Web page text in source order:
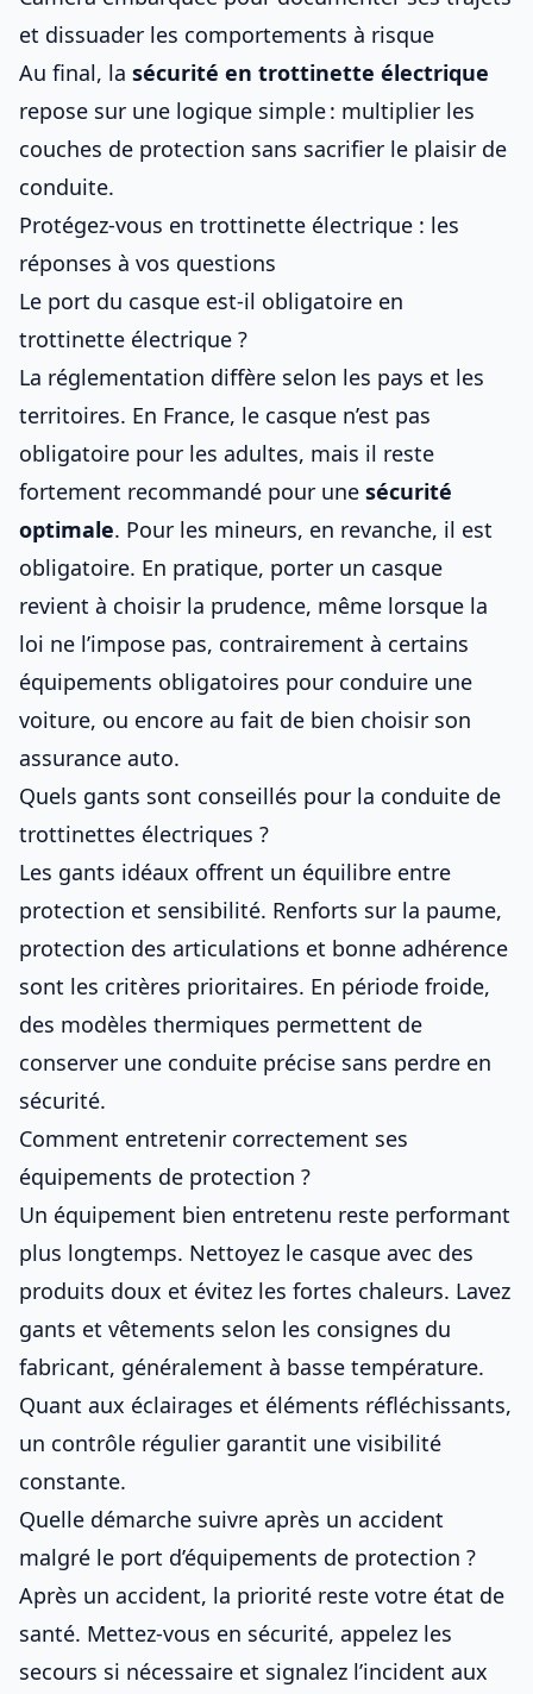
et dissuader les comportements à risque
Au final, la sécurité en trottinette électrique
repose sur une logique simple : multiplier les
couches de protection sans sacrifier le plaisir de
conduite.
Protégez-vous en trottinette électrique : les
réponses à vos questions
Le port du casque est-il obligatoire en
trottinette électrique ?
La réglementation diffère selon les pays et les
territoires. En France, le casque n’est pas
obligatoire pour les adultes, mais il reste
fortement recommandé pour une sécurité
optimale. Pour les mineurs, en revanche, il est
obligatoire. En pratique, porter un casque
revient à choisir la prudence, même lorsque la
loi ne l’impose pas, contrairement à certains
équipements obligatoires pour conduire une
voiture, ou encore au fait de bien choisir son
assurance auto.
Quels gants sont conseillés pour la conduite de
trottinettes électriques ?
Les gants idéaux offrent un équilibre entre
protection et sensibilité. Renforts sur la paume,
protection des articulations et bonne adhérence
sont les critères prioritaires. En période froide,
des modèles thermiques permettent de
conserver une conduite précise sans perdre en
sécurité.
Comment entretenir correctement ses
équipements de protection ?
Un équipement bien entretenu reste performant
plus longtemps. Nettoyez le casque avec des
produits doux et évitez les fortes chaleurs. Lavez
gants et vêtements selon les consignes du
fabricant, généralement à basse température.
Quant aux éclairages et éléments réfléchissants,
un contrôle régulier garantit une visibilité
constante.
Quelle démarche suivre après un accident
malgré le port d’équipements de protection ?
Après un accident, la priorité reste votre état de
santé. Mettez-vous en sécurité, appelez les
secours si nécessaire et signalez l’incident aux